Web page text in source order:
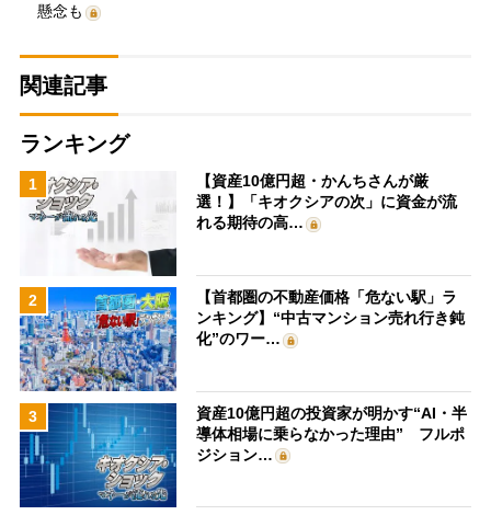
懸念も
関連記事
ランキング
1
【資産10億円超・かんちさんが厳
選！】「キオクシアの次」に資金が流
れる期待の高…
2
【首都圏の不動産価格「危ない駅」ラ
ンキング】“中古マンション売れ行き鈍
化”のワー…
3
資産10億円超の投資家が明かす“AI・半
導体相場に乗らなかった理由” フルポ
ジション…